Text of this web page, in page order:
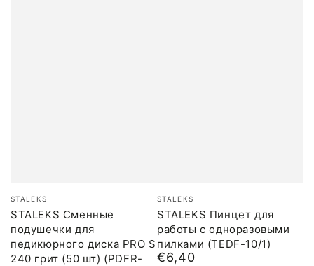
Бренд:
STALEKS
STALEKS Сменные
подушечки для
педикюрного диска PRO S
240 грит (50 шт) (PDFR-
Бренд:
STALEKS
STALEKS Пинцет для
работы с одноразовыми
пилками (TEDF-10/1)
Обычная
€6,40